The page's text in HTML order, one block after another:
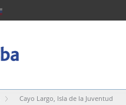
Cayo Largo, Isla de la Juventud